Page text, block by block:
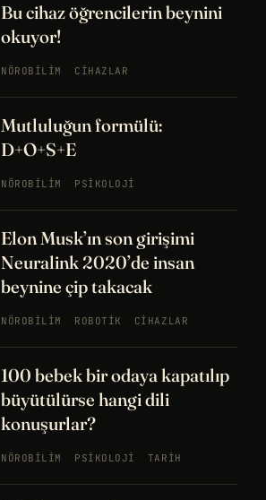
Bu cihaz öğrencilerin beynini
okuyor!
NÖROBILIM CIHAZLAR
Mutluluğun formülü:
D+O+S+E
NÖROBILIM PSIKOLOJI
Elon Musk’ın son girişimi
Neuralink 2020’de insan
beynine çip takacak
NÖROBILIM ROBOTIK CIHAZLAR
100 bebek bir odaya kapatılıp
büyütülürse hangi dili
konuşurlar?
NÖROBILIM PSIKOLOJI TARIH